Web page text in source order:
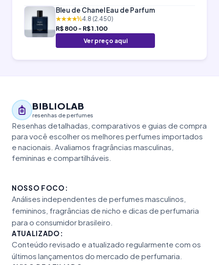
Bleu de Chanel Eau de Parfum
★★★★½4.8 (2.450)
R$ 800 - R$ 1.100
Ver preço aqui
BIBLIOLAB
resenhas de perfumes
Resenhas detalhadas, comparativos e guias de compra
para você escolher os melhores perfumes importados
e nacionais. Avaliamos fragrâncias masculinas,
femininas e compartilháveis.
NOSSO FOCO:
Análises independentes de perfumes masculinos,
femininos, fragrâncias de nicho e dicas de perfumaria
para o consumidor brasileiro.
ATUALIZADO:
Conteúdo revisado e atualizado regularmente com os
últimos lançamentos do mercado de perfumaria.